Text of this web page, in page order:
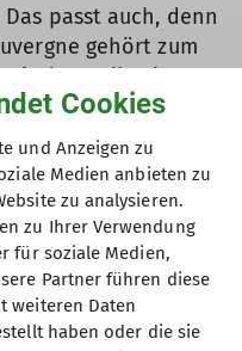
passt auch, denn
gehört zum
den Vulkanketten
Dore. Höchste
m) und der
der Puy de Dôme
Tag auch unser
Wanderung
Blick über
Ebene und – gerade
Aber nicht
Cookies
und Anzeigen zu
Medien anbieten zu
zu analysieren.
zu Ihrer Verwendung
für soziale Medien,
Partner führen diese
weiteren Daten
haben oder die sie